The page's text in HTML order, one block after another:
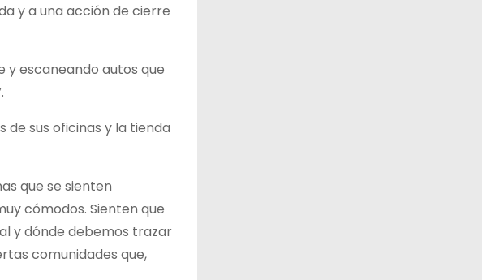
y a una acción de cierre
y escaneando autos que
sus oficinas y la tienda
que se sienten
cómodos. Sienten que
y dónde debemos trazar
comunidades que,